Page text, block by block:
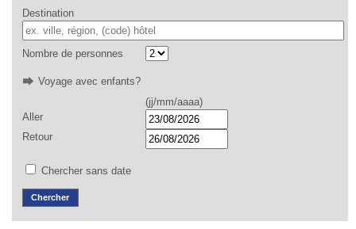
Destination
Nombre de personnes
Voyage avec enfants?
(jj/mm/aaaa)
Aller
Retour
Chercher sans date